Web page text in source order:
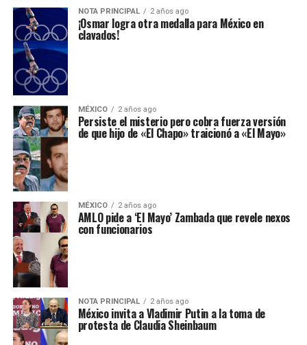
NOTA PRINCIPAL 2 años ago
¡Osmar logra otra medalla para México en
clavados!
MÉXICO 2 años ago
Persiste el misterio pero cobra fuerza versión
de que hijo de «El Chapo» traicionó a «El Mayo»
MÉXICO 2 años ago
AMLO pide a ‘El Mayo’ Zambada que revele nexos
con funcionarios
NOTA PRINCIPAL 2 años ago
México invita a Vladimir Putin a la toma de
protesta de Claudia Sheinbaum